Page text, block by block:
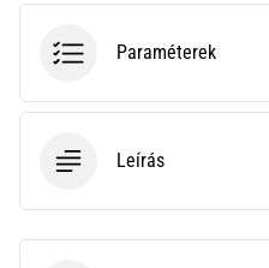
Paraméterek
Leírás